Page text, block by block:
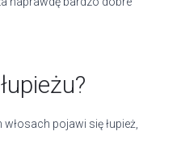
włosach pojawi sięłupież,